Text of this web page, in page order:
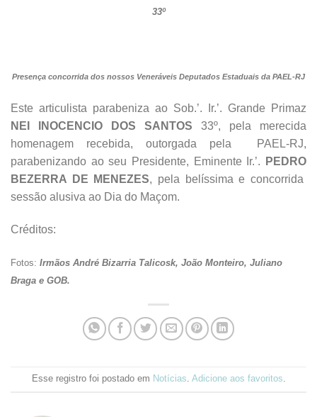
33º
Presença concorrida dos nossos Veneráveis Deputados Estaduais da PAEL-RJ
Este articulista parabeniza ao Sob.’. Ir.’. Grande Primaz
NEI INOCENCIO DOS SANTOS 33º, pela merecida
homenagem recebida, outorgada pela PAEL-RJ,
parabenizando ao seu Presidente, Eminente Ir.’.
PEDRO
BEZERRA DE MENEZES, pela belíssima e concorrida
sessão alusiva ao Dia do Maçom.
Créditos:
Fotos: Irmãos André Bizarria Talicosk, João Monteiro, Juliano
Braga e GOB.
Esse registro foi postado em Notícias. Adicione aos favoritos.